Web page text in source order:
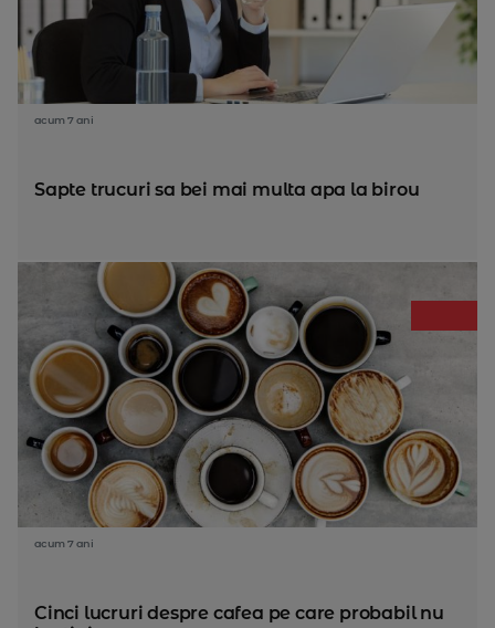
acum 7 ani
Sapte trucuri sa bei mai multa apa la birou
acum 7 ani
Cinci lucruri despre cafea pe care probabil nu